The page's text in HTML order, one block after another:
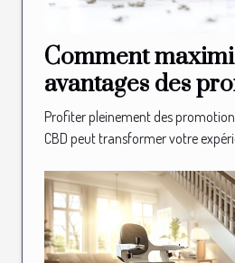
Comment
avantages des
les produits au
Profiter pleinement des
CBD peut transformer votre